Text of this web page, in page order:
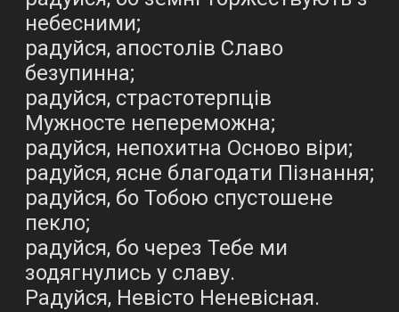
небесними;
радуйся, апостолів Славо
безупинна;
радуйся, страстотерпців
Мужносте непереможна;
радуйся, непохитна Осново віри;
радуйся, ясне благодати Пізнання;
радуйся, бо Тобою спустошене
пекло;
радуйся, бо через Тебе ми
зодягнулись у славу.
Радуйся, Невісто Неневісная.